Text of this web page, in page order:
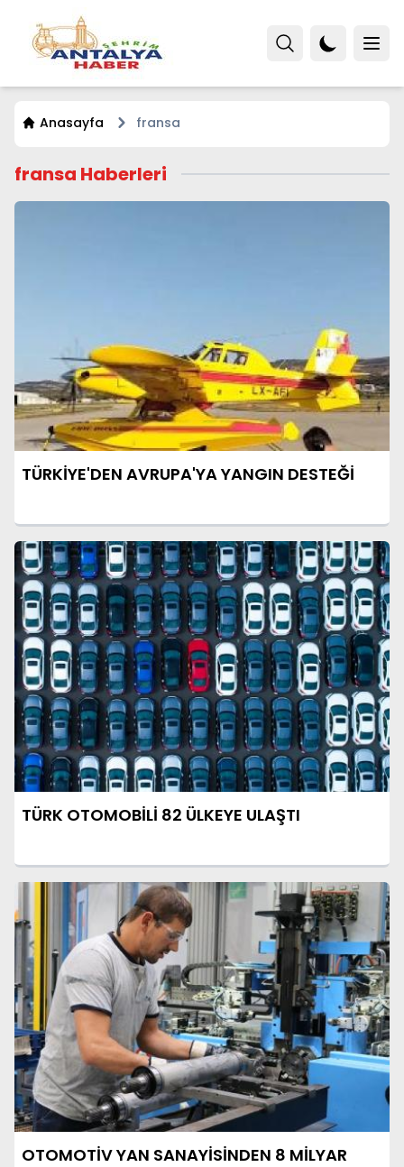
Anasayfa fransa
fransa Haberleri
TÜRKİYE'DEN AVRUPA'YA YANGIN DESTEĞİ
TÜRK OTOMOBİLİ 82 ÜLKEYE ULAŞTI
OTOMOTİV YAN SANAYİSİNDEN 8 MİLYAR